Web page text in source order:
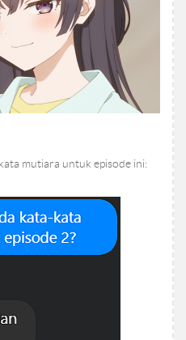
mutiara untuk episode ini: